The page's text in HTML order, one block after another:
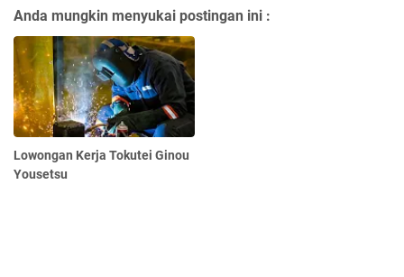
Anda mungkin menyukai postingan ini :
Lowongan Kerja Tokutei Ginou
Yousetsu